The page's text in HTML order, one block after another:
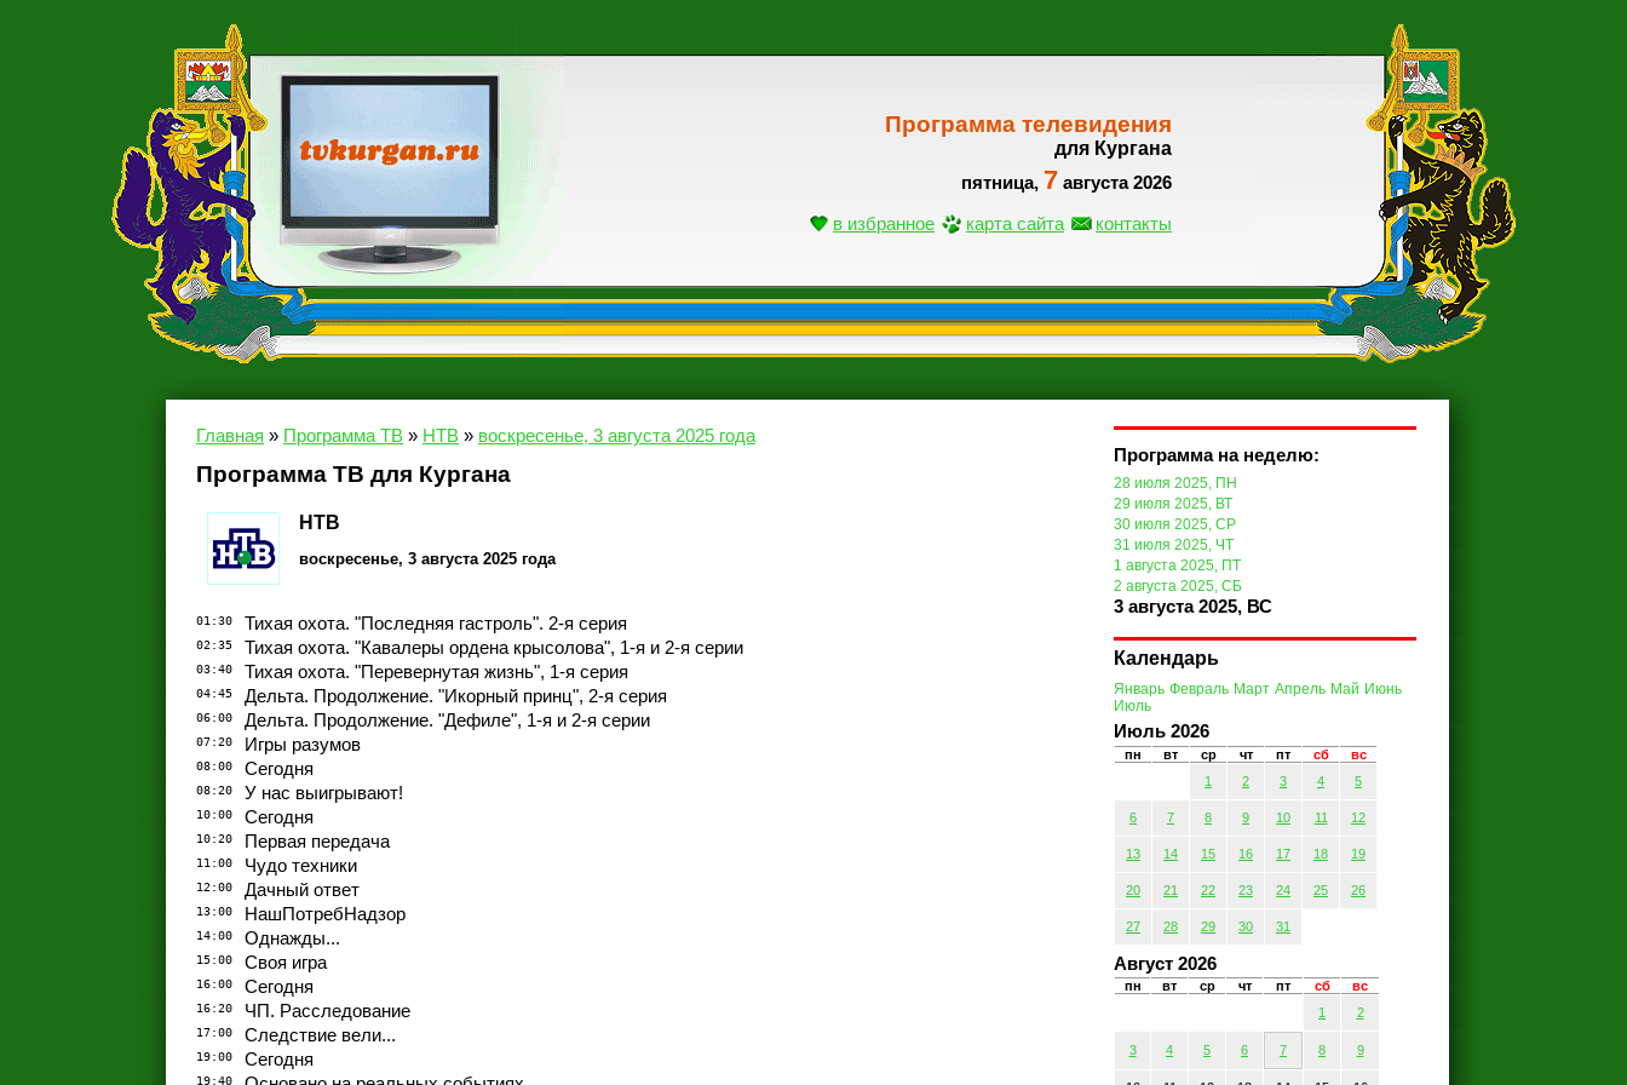
Программа телевидения
для Кургана
пятница, 7 августа 2026
в избранное карта сайта контакты
Главная » Программа ТВ » НТВ » воскресенье, 3 августа 2025 года
Программа ТВ для Кургана
НТВ
воскресенье, 3 августа 2025 года
01:30 Тихая охота. "Последняя гастроль". 2-я серия
02:35 Тихая охота. "Кавалеры ордена крысолова", 1-я и 2-я серии
03:40 Тихая охота. "Перевернутая жизнь", 1-я серия
04:45 Дельта. Продолжение. "Икорный принц", 2-я серия
06:00 Дельта. Продолжение. "Дефиле", 1-я и 2-я серии
07:20 Игры разумов
08:00 Сегодня
08:20 У нас выигрывают!
10:00 Сегодня
10:20 Первая передача
11:00 Чудо техники
12:00 Дачный ответ
13:00 НашПотребНадзор
14:00 Однажды...
15:00 Своя игра
16:00 Сегодня
16:20 ЧП. Расследование
17:00 Следствие вели...
19:00 Сегодня
19:40
Программа на неделю:
28 июля 2025, ПН
29 июля 2025, ВТ
30 июля 2025, СР
31 июля 2025, ЧТ
1 августа 2025, ПТ
2 августа 2025, СБ
3 августа 2025, ВС
Календарь
Январь Февраль Март Апрель Май Июнь
Июль
Июль 2026
пн вт ср чт пт сб
вс
1
2 3 4 5
6 7 8 9 10 11 12
13 14 15 16 17 18 19
20 21 22 23 24 25 26
27 28 29 30 31
Август 2026
пн вт ср чт пт сб
вс
1
2
3 4 5 6 7 8 9